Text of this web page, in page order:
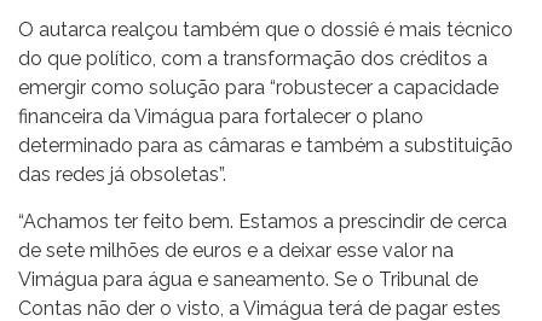
O autarca realçou também que o dossiê é mais técnico
do que político, com a transformação dos créditos a
emergir como solução para “robustecer a capacidade
financeira da Vimágua para fortalecer o plano
determinado para as câmaras e também a substituição
das redes já obsoletas”.
“Achamos ter feito bem. Estamos a prescindir de cerca
de sete milhões de euros e a deixar esse valor na
Vimágua para água e saneamento. Se o Tribunal de
Contas não der o visto, a Vimágua terá de pagar estes